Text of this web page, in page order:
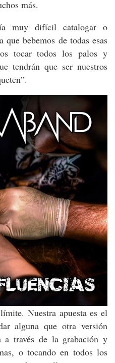
más.
muy difícil catalogar o
bebemos de todas esas
tocar todos los palos y
tendrán que ser nuestros
Nuestra apuesta es el
alguna que otra versión
través de la grabación y
o tocando en todos los